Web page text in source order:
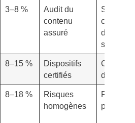
3–8 %
Audit du
contenu
assuré
Sous-
d’objets
8–15 %
Dispositifs
certifiés
Coût
8–18 %
Risques
homogènes
plus